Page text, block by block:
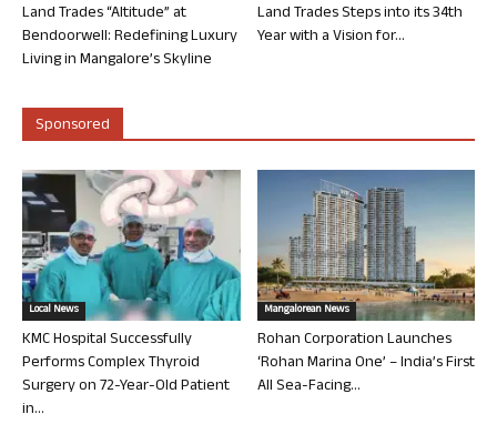
Land Trades “Altitude” at
Bendoorwell: Redefining Luxury
Living in Mangalore’s Skyline
Land Trades Steps into its 34th
Year with a Vision for...
Sponsored
Local News
KMC Hospital Successfully
Performs Complex Thyroid
Surgery on 72-Year-Old Patient
in...
Mangalorean News
Rohan Corporation Launches
‘Rohan Marina One’ – India’s First
All Sea-Facing...